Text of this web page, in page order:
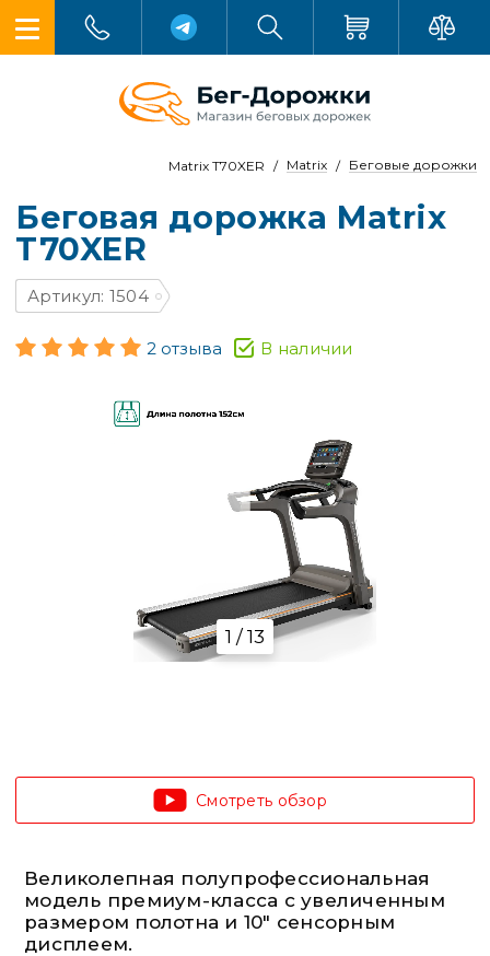
Беговые дорожки
Matrix
Matrix T70XER
Беговая дорожка Matrix
T70XER
Артикул: 1504
2 отзыва В наличии
1 / 13
Смотреть обзор
Великолепная полупрофессиональная
модель премиум-класса с увеличенным
размером полотна и 10" сенсорным
дисплеем.